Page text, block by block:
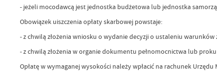
- jeżeli mocodawcą jest jednostka budżetowa lub jednostka
Obowiązek uiszczenia opłaty skarbowej powstaje:
- z chwilą złożenia wniosku o wydanie decyzji o ustaleniu warunków
- z chwilą złożenia w organie dokumentu pełnomocnictwa lub
Opłatę w wymaganej wysokości należy wpłacić na rachunek